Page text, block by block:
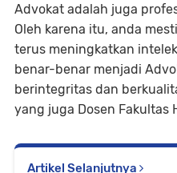
Advokat adalah juga
Oleh karena itu, anda
terus meningkatkan
benar-benar menjadi
berintegritas dan
yang juga Dosen Fakultas
Artikel Selanjutnya